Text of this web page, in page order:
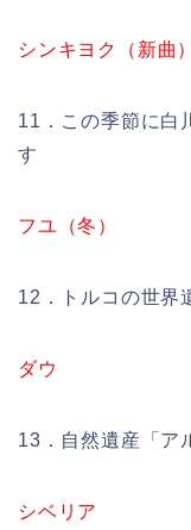
シンキヨク（新曲）
11．この季節に白
す
フユ（冬）
12．トルコの世界
ダウ
13．自然遺産「ア
シベリア